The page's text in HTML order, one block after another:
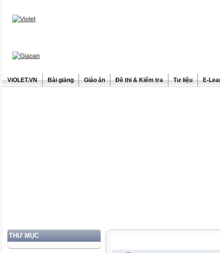
ViOLET.VN Bài giảng Giáo án Đề thi & Kiểm tra Tư liệu E-
THƯ MỤC